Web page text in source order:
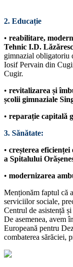
2. Educație
• reabilitare,
Tehnic I.D.
gimnazial obligatoriu
Iosif Pervain din
Cugir.
• revitalizarea și
școlii gimnaziale
• reparație capitală
3. Sănătate:
• creșterea
a Spitalului
• modernizarea
Menționăm faptul că
serviciilor sociale,
Centrul de asistență
De asemenea, avem
Europeană pentru
combaterea sărăciei,